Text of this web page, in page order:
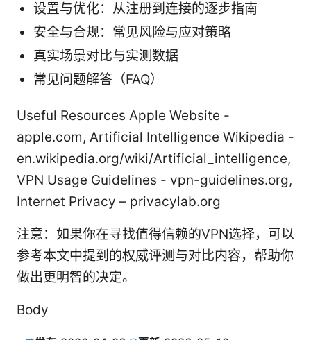
设置与优化：从注册到连接的逐步指南
安全与合规：常见风险与应对策略
真实场景对比与实测数据
常见问题解答（FAQ）
Useful Resources Apple Website -
apple.com, Artificial Intelligence Wikipedia -
en.wikipedia.org/wiki/Artificial_intelligence,
VPN Usage Guidelines - vpn-guidelines.org,
Internet Privacy – privacylab.org
注意：如果你在寻找值得信赖的VPN选择，可以
参考本文中提到的权威评测与对比内容，帮助你
做出更明智的决定。
Body